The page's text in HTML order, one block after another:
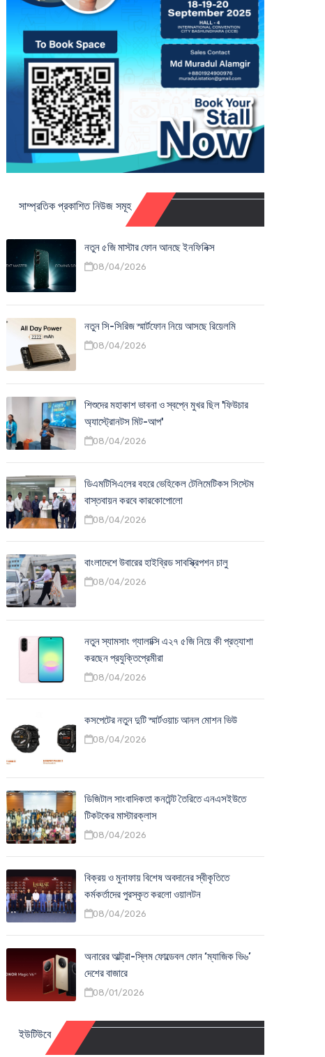
সাম্প্রতিক প্রকাশিত নিউজ সমূহ
নতুন ৫জি মাস্টার ফোন আনছে ইনফিনিক্স
08/04/2026
নতুন সি-সিরিজ স্মার্টফোন নিয়ে আসছে রিয়েলমি
08/04/2026
শিশুদের মহাকাশ ভাবনা ও স্বপ্নে মুখর ছিল 'ফিউচার
অ্যাস্ট্রোনটস মিট-আপ'
08/04/2026
ডিএমটিসিএলের বহরে ভেহিকেল টেলিমেটিকস সিস্টেম
বাস্তবায়ন করবে কারকোপোলো
08/04/2026
বাংলাদেশে উবারের হাইব্রিড সাবস্ক্রিপশন চালু
08/04/2026
নতুন স্যামসাং গ্যালাক্সি এ২৭ ৫জি নিয়ে কী প্রত্যাশা
করছেন প্রযুক্তিপ্রেমীরা
08/04/2026
কসপেটের নতুন দুটি স্মার্টওয়াচ আনল মোশন ভিউ
08/04/2026
ডিজিটাল সাংবাদিকতা কনটেন্ট তৈরিতে এনএসইউতে
টিকটকের মাস্টারক্লাস
08/04/2026
বিক্রয় ও মুনাফায় বিশেষ অবদানের স্বীকৃতিতে
কর্মকর্তাদের পুরস্কৃত করলো ওয়ালটন
08/04/2026
অনারের আল্ট্রা-স্লিম ফোল্ডেবল ফোন ‘ম্যাজিক ভি৬’
দেশের বাজারে
08/01/2026
ইউটিউবে